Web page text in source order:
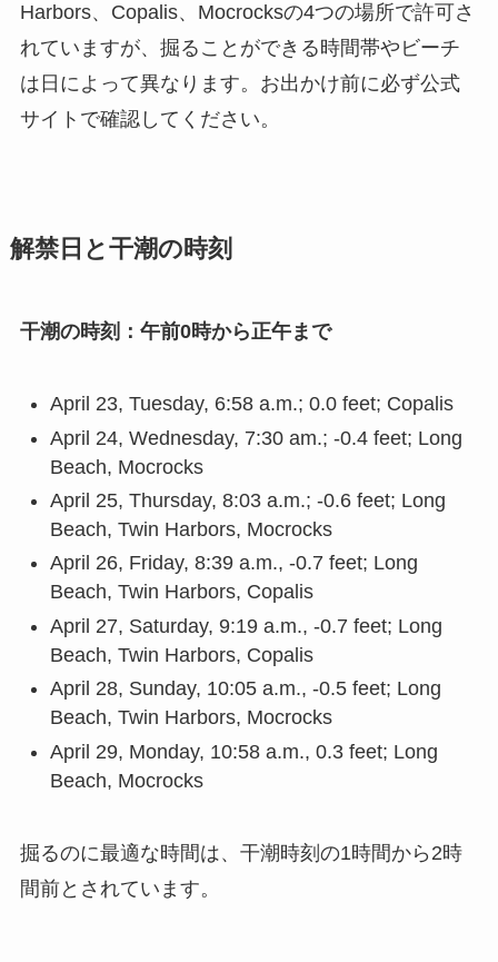
Harbors、Copalis、Mocrocksの4つの場所で許可さ
れていますが、掘ることができる時間帯やビーチ
は日によって異なります。お出かけ前に必ず公式
サイトで確認してください。
解禁日と干潮の時刻
干潮の時刻：午前0時から正午まで
April 23, Tuesday, 6:58 a.m.; 0.0 feet; Copalis
April 24, Wednesday, 7:30 am.; -0.4 feet; Long
Beach, Mocrocks
April 25, Thursday, 8:03 a.m.; -0.6 feet; Long
Beach, Twin Harbors, Mocrocks
April 26, Friday, 8:39 a.m., -0.7 feet; Long
Beach, Twin Harbors, Copalis
April 27, Saturday, 9:19 a.m., -0.7 feet; Long
Beach, Twin Harbors, Copalis
April 28, Sunday, 10:05 a.m., -0.5 feet; Long
Beach, Twin Harbors, Mocrocks
April 29, Monday, 10:58 a.m., 0.3 feet; Long
Beach, Mocrocks
掘るのに最適な時間は、干潮時刻の1時間から2時
間前とされています。